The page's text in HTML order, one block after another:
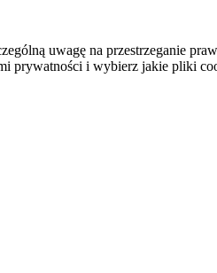
uwagę na przestrzeganie
prywatności i wybierz jakie pliki